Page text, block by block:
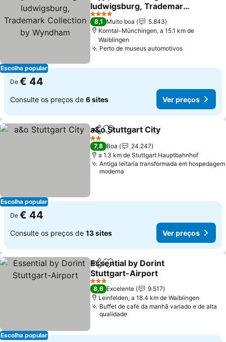
Escolha popular
ludwigsburg, Trademark
Collection by Wyndham
4 Estrelas
8,1 Muito boa
5.843
Korntal-Münchingen, a 15.1 km de
Waiblingen
Perto de museus automotivos
De € 44
Consulte os preços de 6 sites Ver preços
Escolha popular
PartilharAdicionar aos favoritos
a&o Stuttgart City
2 Estrelas
7,8 Boa
24.247
a 1.3 km de Stuttgart Hauptbahnhof
Antiga leitaria transformada em hospedagem
moderna
De € 44
Consulte os preços de 13 sites Ver preços
Escolha popular
PartilharAdicionar aos favoritos
Essential by Dorint
Stuttgart-Airport
3 Estrelas
8,6 Excelente
9.517
Leinfelden, a 18.4 km de Waiblingen
Buffet de café da manhã variado e de alta
qualidade